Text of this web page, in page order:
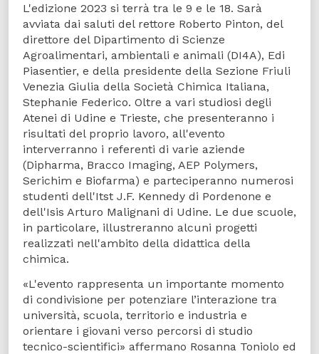
L'edizione 2023 si terrà tra le 9 e le 18. Sarà
avviata dai saluti del rettore Roberto Pinton, del
direttore del Dipartimento di Scienze
Agroalimentari, ambientali e animali (DI4A), Edi
Piasentier, e della presidente della Sezione Friuli
Venezia Giulia della Società Chimica Italiana,
Stephanie Federico. Oltre a vari studiosi degli
Atenei di Udine e Trieste, che presenteranno i
risultati del proprio lavoro, all'evento
interverranno i referenti di varie aziende
(Dipharma, Bracco Imaging, AEP Polymers,
Serichim e Biofarma) e parteciperanno numerosi
studenti dell'Itst J.F. Kennedy di Pordenone e
dell'Isis Arturo Malignani di Udine. Le due scuole,
in particolare, illustreranno alcuni progetti
realizzati nell'ambito della didattica della
chimica.
«L'evento rappresenta un importante momento
di condivisione per potenziare l’interazione tra
università, scuola, territorio e industria e
orientare i giovani verso percorsi di studio
tecnico-scientifici» affermano Rosanna Toniolo ed